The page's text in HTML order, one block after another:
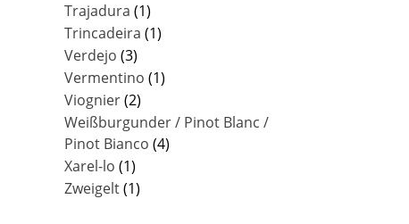
Trajadura (1)
Trincadeira (1)
Verdejo (3)
Vermentino (1)
Viognier(2)
Weißburgunder / Pinot Blanc /
Pinot Bianco (4)
Xarel-lo (1)
Zweigelt(1)